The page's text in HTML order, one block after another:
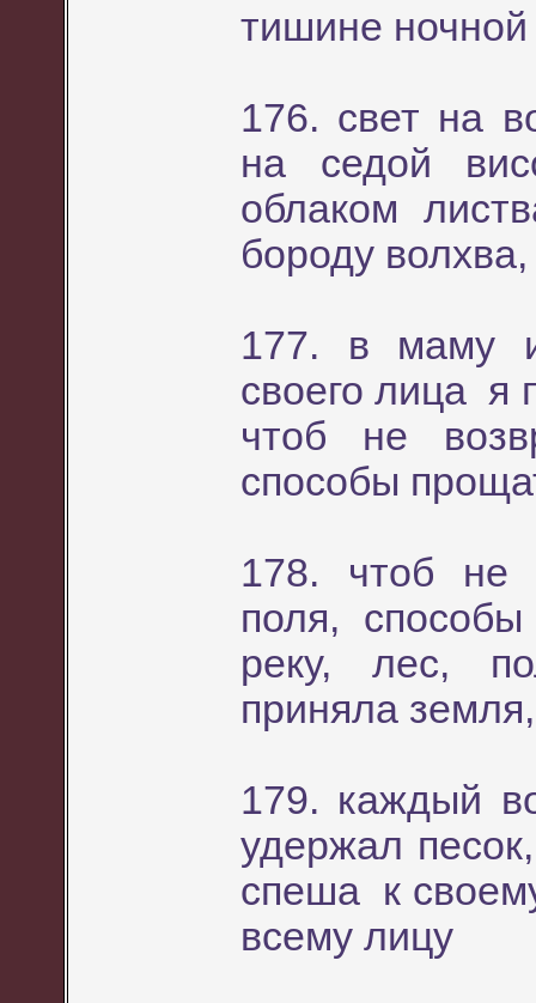
тишине
176. свет на
на седой
облаком
бороду
177. в маму
своего лица я
чтоб не
способы
178. чтоб не
поля,
реку, лес,
приняла
179. каждый
удержал
спеша к
всему лицу